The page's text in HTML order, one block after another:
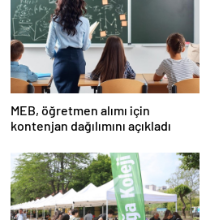
MEB, öğretmen alımı için
kontenjan dağılımını açıkladı